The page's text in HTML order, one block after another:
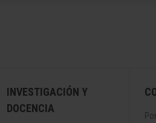
INVESTIGACIÓN Y
DOCENCIA